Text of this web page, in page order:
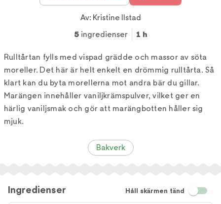
Av: Kristine Ilstad
5 ingredienser 1 h
Rulltårtan fylls med vispad grädde och massor av söta
moreller. Det här är helt enkelt en drömmig rulltårta. Så
klart kan du byta morellerna mot andra bär du gillar.
Marängen innehåller vaniljkrämspulver, vilket ger en
härlig vaniljsmak och gör att marängbotten håller sig
mjuk.
Bakverk
Ingredienser Håll skärmen tänd